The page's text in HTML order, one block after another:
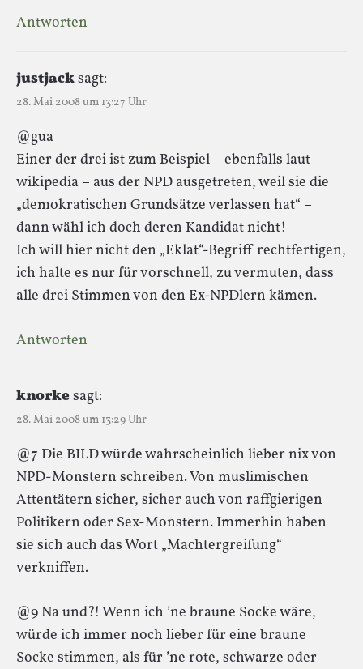
Antworten
justjacksagt:
28. Mai 2008 um 13:27 Uhr
@gua
Einer der drei ist zum Beispiel – ebenfalls laut
wikipedia – aus der NPD ausgetreten, weil sie die
„demokratischen Grundsätze verlassen hat“ –
dann wähl ich doch deren Kandidat nicht!
Ich will hier nicht den „Eklat“-Begriff rechtfertigen,
ich halte es nur für vorschnell, zu vermuten, dass
alle drei Stimmen von den Ex-NPDlern kämen.
Antworten
knorkesagt:
28. Mai 2008 um 13:29 Uhr
@7 Die BILD würde wahrscheinlich lieber nix von
NPD-Monstern schreiben. Von muslimischen
Attentätern sicher, sicher auch von raffgierigen
Politikern oder Sex-Monstern. Immerhin haben
sie sich auch das Wort „Machtergreifung“
verkniffen.
@9 Na und?! Wenn ich ’ne braune Socke wäre,
würde ich immer noch lieber für eine braune
Socke stimmen, als für ’ne rote, schwarze oder